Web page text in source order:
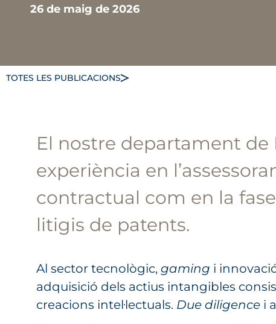
26 de maig de 2026
TOTES LES PUBLICACIONS
El nostre departament de
experiència en
contractual com en la
litigis de patents.
Al sector tecnològic, gaming i
adquisició dels actius intangibles
creacions intel·lectuals. Due diligence i